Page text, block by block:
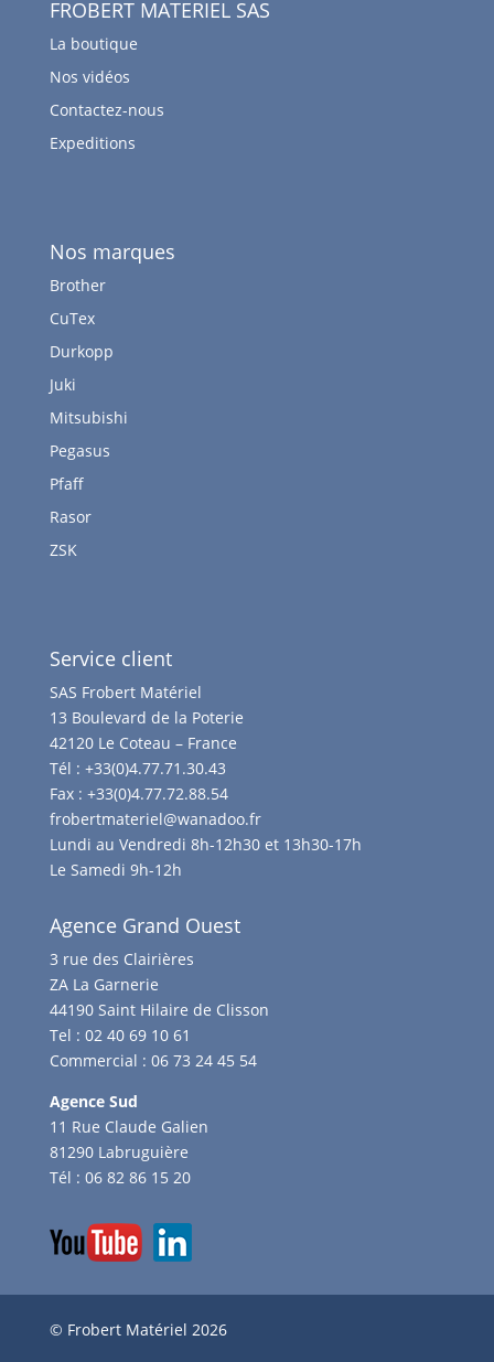
FROBERT MATERIEL SAS
La boutique
Nos vidéos
Contactez-nous
Expeditions
Nos marques
Brother
CuTex
Durkopp
Juki
Mitsubishi
Pegasus
Pfaff
Rasor
ZSK
Service client
SAS Frobert Matériel
13 Boulevard de la Poterie
42120 Le Coteau – France
Tél : +33(0)4.77.71.30.43
Fax : +33(0)4.77.72.88.54
frobertmateriel@wanadoo.fr
Lundi au Vendredi 8h-12h30 et 13h30-17h
Le Samedi 9h-12h
Agence Grand Ouest
3 rue des Clairières
ZA La Garnerie
44190 Saint Hilaire de Clisson
Tel : 02 40 69 10 61
Commercial : 06 73 24 45 54
Agence Sud
11 Rue Claude Galien
81290 Labruguière
Tél : 06 82 86 15 20
© Frobert Matériel 2026